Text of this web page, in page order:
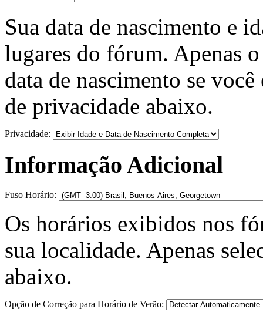
Sua data de nascimento e
lugares do fórum. Apenas
data de nascimento se
de privacidade abaixo.
Privacidade:
Informação Adicional
Fuso Horário:
Os horários exibidos nos
sua localidade. Apenas
abaixo.
Opção de Correção para Horário de Verão: